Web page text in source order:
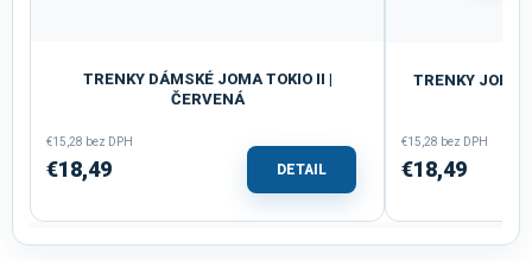
TRENKY DÁMSKÉ JOMA TOKIO II |
ČERVENÁ
€15,28 bez DPH
€18,49 DETAIL
TRENKY JOMA
€15,28 bez DPH
€18,49